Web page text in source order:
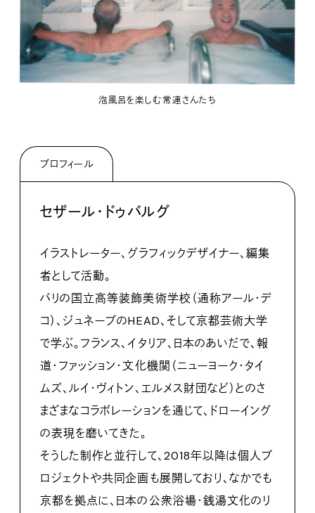
泡風呂を楽しむ常連さんたち
プロフィール
セザール・ドゥバルグ
イラストレーター、グラフィックデザイナー、編集
者として活動。
パリの国立高等装飾美術学校（通称アール・デ
コ）、ジュネーブのHEAD、そして京都芸術大学
で学ぶ。フランス、イタリア、日本のあいだで、報
道・ファッション・文化機関（ニューヨーク・タイ
ムズ、ルイ・ヴィトン、エルメス財団など）とのさ
まざまなコラボレーションを通じて、ドローイング
の表現を磨いてきた。
そうした制作と並行して、2018年以降は個人プ
ロジェクトや共同企画も展開しており、なかでも
京都を拠点に、日本の公衆浴場・銭湯文化のリ